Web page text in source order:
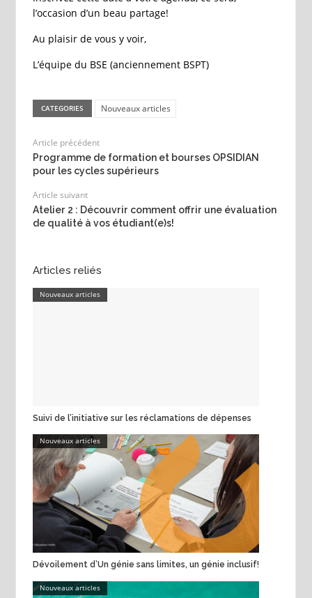
l’occasion d’un beau partage!
Au plaisir de vous y voir,
L’équipe du BSE (anciennement BSPT)
CATEGORIES Nouveaux articles
Article précédent
Programme de formation et bourses OPSIDIAN
pour les cycles supérieurs
Article suivant
Atelier 2 : Découvrir comment offrir une évaluation
de qualité à vos étudiant(e)s!
Articles reliés
Nouveaux articles
Suivi de l’initiative sur les réclamations de dépenses
Nouveaux articles
Dévoilement d’Un génie sans limites, un génie inclusif!
Nouveaux articles